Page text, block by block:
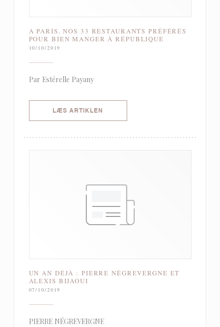
A PARIS, NOS 33 RESTAURANTS PRÉFÉRÉS
POUR BIEN MANGER À RÉPUBLIQUE
10/10/2019
Par Estérelle Payany
LÆS ARTIKLEN
UN AN DÉJÀ : PIERRE NÉGREVERGNE ET
ALEXIS BIJAOUI
07/10/2019
PIERRE NÉGREVERGNE